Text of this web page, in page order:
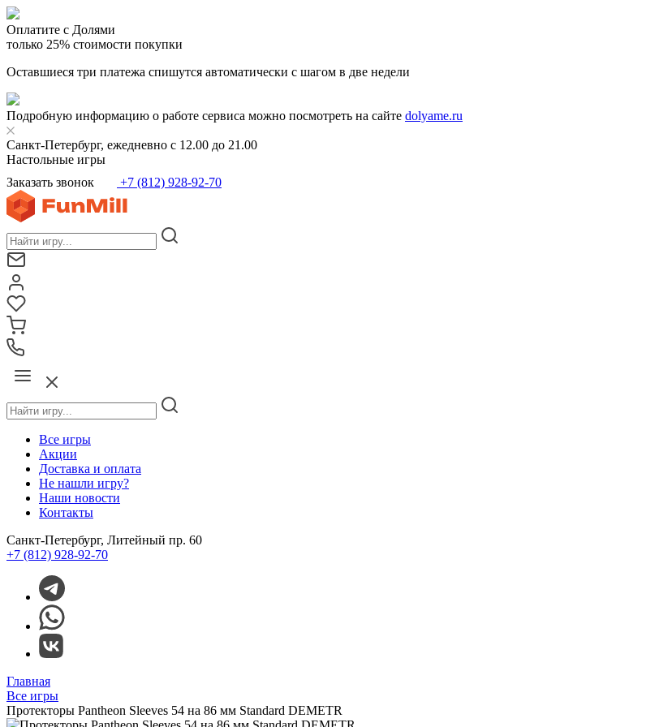
Оплатите с Долями
только 25% стоимости покупки
Оставшиеся три платежа спишутся автоматически с шагом в две недели
Подробную информацию о работе сервиса можно посмотреть на сайте dolyame.ru
Санкт-Петербург, ежедневно с 12.00 до 21.00
Настольные игры
Заказать звонок
+7 (812) 928-92-70
Все игры
Акции
Доставка и оплата
Не нашли игру?
Наши новости
Контакты
Санкт-Петербург, Литейный пр. 60
+7 (812) 928-92-70
Главная
Все игры
Протекторы Pantheon Sleeves 54 на 86 мм Standard DEMETR